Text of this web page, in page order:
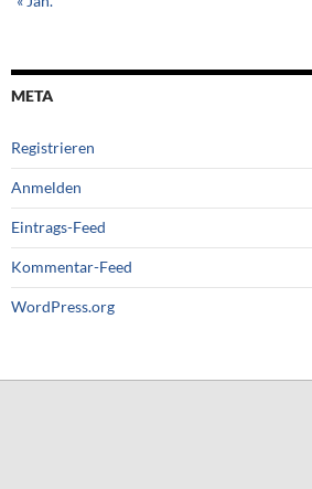
META
Registrieren
Anmelden
Eintrags-Feed
Kommentar-Feed
WordPress.org